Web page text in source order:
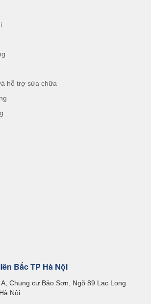
hỗ trợ sửa chữa
Bắc TP Hà Nội
A, Chung cư Bảo Sơn, Ngõ 89 Lạc Long
Nội